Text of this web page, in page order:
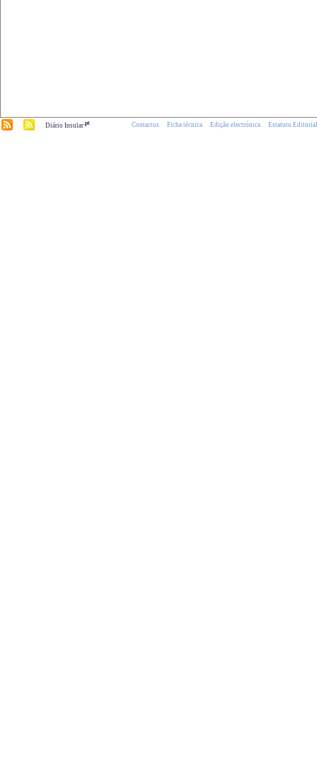
Diário Insular.pt Contactos Ficha técnica Edição electrónica Estatuto Editorial